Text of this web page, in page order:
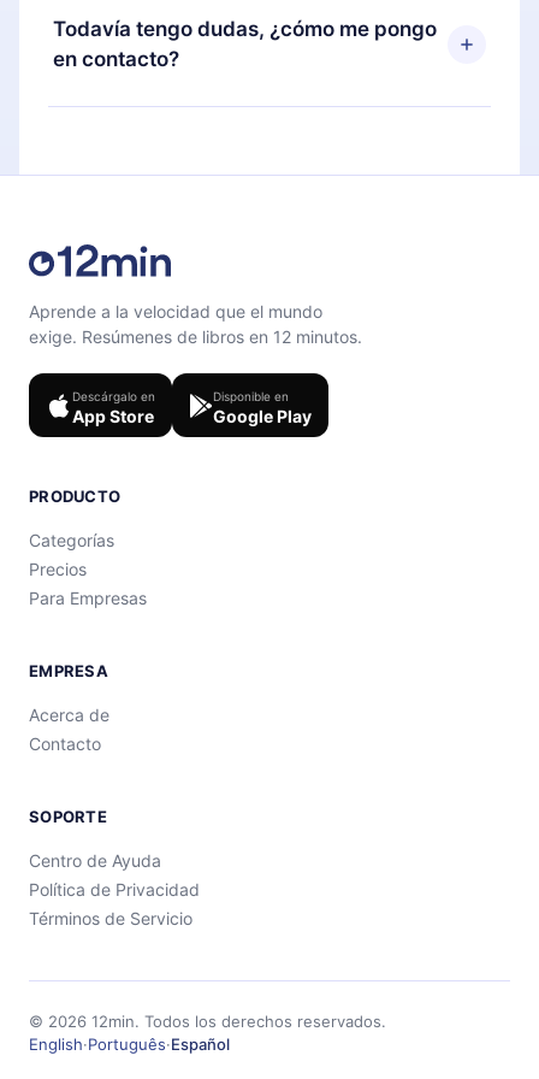
También puedes leer o escuchar tus títulos
favoritos sin conexión y desafiarte con un
puedes cancelar en cualquier momento y el
próximo ciclo de facturación no ocurrirá.
Todavía tengo dudas, ¿cómo me pongo
en contacto?
Siéntete libre de contactarnos en
Aprende a la velocidad que el mundo
exige. Resúmenes de libros en 12 minutos.
Descárgalo en
App Store
Disponible en
Google Play
PRODUCTO
Categorías
Precios
Para Empresas
EMPRESA
Acerca de
Contacto
SOPORTE
Centro de Ayuda
Política de Privacidad
Términos de Servicio
© 2026 12min. Todos los derechos reservados.
English·Português·Español